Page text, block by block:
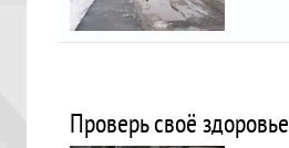
Проверь своё здоровье